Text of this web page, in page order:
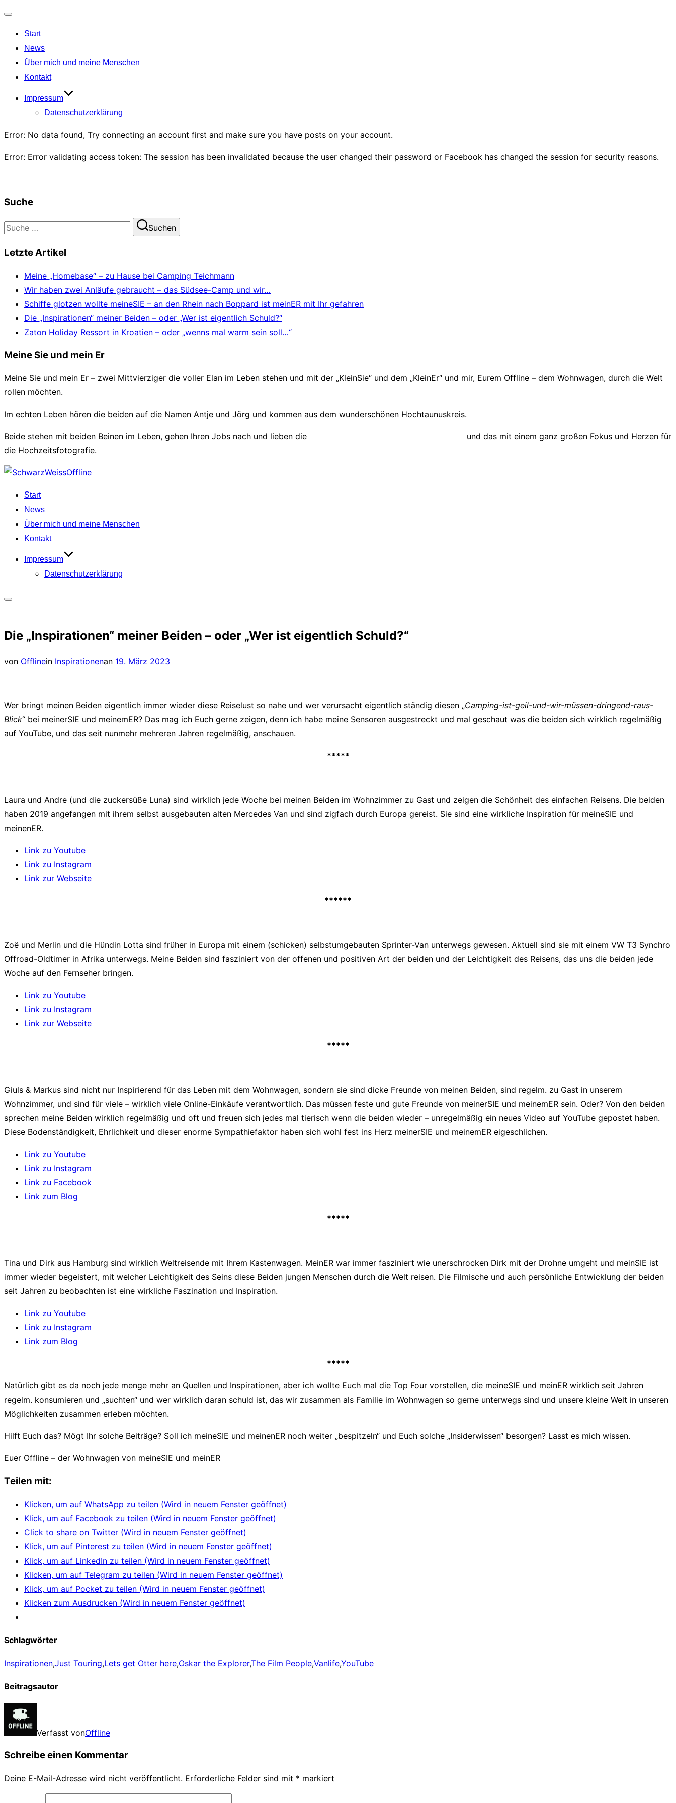
umschalten
Start
News
Über mich und meine Menschen
Kontakt
Impressum
Datenschutzerklärung
Error: No data found, Try connecting an account first and make sure you have posts on your account.
Error: Error validating access token: The session has been invalidated because the user changed their password or Facebook has changed the session for security reasons.
Suche
Suchen
Suchen
Letzte Artikel
Meine „Homebase“ – zu Hause bei Camping Teichmann
Wir haben zwei Anläufe gebraucht – das Südsee-Camp und wir…
Schiffe glotzen wollte meineSIE – an den Rhein nach Boppard ist meinER mit Ihr gefahren
Die „Inspirationen“ meiner Beiden – oder „Wer ist eigentlich Schuld?“
Zaton Holiday Ressort in Kroatien – oder „wenns mal warm sein soll…“
Meine Sie und mein Er
Meine Sie und mein Er – zwei Mittvierziger die voller Elan im Leben stehen und mit der „KleinSie“ und dem „KleinEr“ und mir, Eurem Offline – dem Wohnwagen, durch die Welt
rollen möchten.
Im echten Leben hören die beiden auf die Namen Antje und Jörg und kommen aus dem wunderschönen Hochtaunuskreis.
Beide stehen mit beiden Beinen im Leben, gehen Ihren Jobs nach und lieben die
und das mit einem ganz großen Fokus und Herzen für
die Hochzeitsfotografie.
Zu
springen
Start
News
Über mich und meine Menschen
Kontakt
Impressum
Datenschutzerklärung
Navigation
Die „Inspirationen“ meiner Beiden – oder „Wer ist eigentlich Schuld?“
von Offlinein Inspirationenan Veröffentlicht
19. März 2023
Wer bringt meinen Beiden eigentlich immer wieder diese Reiselust so nahe und wer verursacht eigentlich ständig diesen „Camping-ist-geil-und-wir-müssen-dringend-raus-
Blick“ bei meinerSIE und meinemER? Das mag ich Euch gerne zeigen, denn ich habe meine Sensoren ausgestreckt und mal geschaut was die beiden sich wirklich regelmäßig
auf YouTube, und das seit nunmehr mehreren Jahren regelmäßig, anschauen.
*****
Laura und Andre (und die zuckersüße Luna) sind wirklich jede Woche bei meinen Beiden im Wohnzimmer zu Gast und zeigen die Schönheit des einfachen Reisens. Die beiden
haben 2019 angefangen mit ihrem selbst ausgebauten alten Mercedes Van und sind zigfach durch Europa gereist. Sie sind eine wirkliche Inspiration für meineSIE und
meinenER.
Link zu Youtube
Link zu Instagram
Link zur Webseite
******
Zoë und Merlin und die Hündin Lotta sind früher in Europa mit einem (schicken) selbstumgebauten Sprinter-Van unterwegs gewesen. Aktuell sind sie mit einem VW T3 Synchro
Offroad-Oldtimer in Afrika unterwegs. Meine Beiden sind fasziniert von der offenen und positiven Art der beiden und der Leichtigkeit des Reisens, das uns die beiden jede
Woche auf den Fernseher bringen.
Link zu Youtube
Link zu Instagram
Link zur Webseite
*****
Giuls & Markus sind nicht nur Inspirierend für das Leben mit dem Wohnwagen, sondern sie sind dicke Freunde von meinen Beiden, sind regelm. zu Gast in unserem
Wohnzimmer, und sind für viele – wirklich viele Online-Einkäufe verantwortlich. Das müssen feste und gute Freunde von meinerSIE und meinemER sein. Oder? Von den beiden
sprechen meine Beiden wirklich regelmäßig und oft und freuen sich jedes mal tierisch wenn die beiden wieder – unregelmäßig ein neues Video auf YouTube gepostet haben.
Diese Bodenständigkeit, Ehrlichkeit und dieser enorme Sympathiefaktor haben sich wohl fest ins Herz meinerSIE und meinemER eigeschlichen.
Link zu Youtube
Link zu Instagram
Link zu Facebook
Link zum Blog
*****
Tina und Dirk aus Hamburg sind wirklich Weltreisende mit Ihrem Kastenwagen. MeinER war immer fasziniert wie unerschrocken Dirk mit der Drohne umgeht und meinSIE ist
immer wieder begeistert, mit welcher Leichtigkeit des Seins diese Beiden jungen Menschen durch die Welt reisen. Die Filmische und auch persönliche Entwicklung der beiden
seit Jahren zu beobachten ist eine wirkliche Faszination und Inspiration.
Link zu Youtube
Link zu Instagram
Link zum Blog
*****
Natürlich gibt es da noch jede menge mehr an Quellen und Inspirationen, aber ich wollte Euch mal die Top Four vorstellen, die meineSIE und meinER wirklich seit Jahren
regelm. konsumieren und „suchten“ und wer wirklich daran schuld ist, das wir zusammen als Familie im Wohnwagen so gerne unterwegs sind und unsere kleine Welt in unseren
Möglichkeiten zusammen erleben möchten.
Hilft Euch das? Mögt Ihr solche Beiträge? Soll ich meineSIE und meinenER noch weiter „bespitzeln“ und Euch solche „Insiderwissen“ besorgen? Lasst es mich wissen.
Euer Offline – der Wohnwagen von meineSIE und meinER
Teilen mit:
Klicken, um auf WhatsApp zu teilen (Wird in neuem Fenster geöffnet)
Klick, um auf Facebook zu teilen (Wird in neuem Fenster geöffnet)
Click to share on Twitter (Wird in neuem Fenster geöffnet)
Klick, um auf Pinterest zu teilen (Wird in neuem Fenster geöffnet)
Klick, um auf LinkedIn zu teilen (Wird in neuem Fenster geöffnet)
Klicken, um auf Telegram zu teilen (Wird in neuem Fenster geöffnet)
Klick, um auf Pocket zu teilen (Wird in neuem Fenster geöffnet)
Klicken zum Ausdrucken (Wird in neuem Fenster geöffnet)
Schlagwörter
Inspirationen,Just Touring,Lets get Otter here,Oskar the Explorer,The Film People,Vanlife,YouTube
Beitragsautor
Verfasst vonOffline
Schreibe einen Kommentar
Deine E-Mail-Adresse wird nicht veröffentlicht. Erforderliche Felder sind mit * markiert